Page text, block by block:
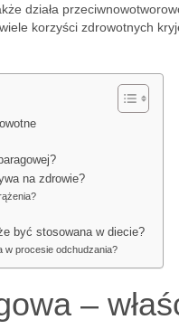
działa
korzyści zdrowotnych
na zdrowie?
być stosowana w diecie?
w procesie odchudzania?
–